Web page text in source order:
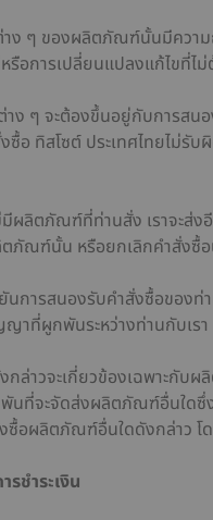
าง ๆ ของผลิตภัณฑ์นั้นมีคว
รือการเปลี่ยนแปลงแก้ไขที่ไ
าง ๆ จะต้องขึ้นอยู่กับการสน
อ ทิสโซต์ ประเทศไทยไม่รั
ผลิตภัณฑ์ที่ท่านสั่ง เราจะส่ง
ภัณฑ์นั้น หรือยกเลิกคำสั่งซื้
ยันการสนองรับคำสั่งซื้อของ
าที่ผูกพันระหว่างท่านกับเรา
ล่าวจะเกี่ยวข้องเฉพาะกับ
พันที่จะจัดส่งผลิตภัณฑ์อื่นใดซึ่
ซื้อผลิตภัณฑ์อื่นใดดังกล่าว โ
รชำระเงิน